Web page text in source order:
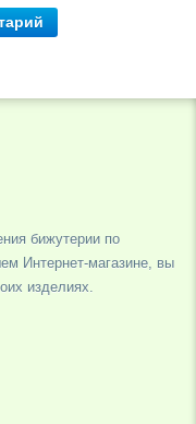
бижутерии по
Интернет-магазине, вы
изделиях.